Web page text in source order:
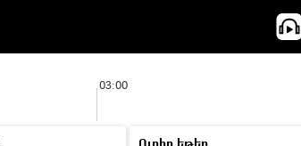
03:00